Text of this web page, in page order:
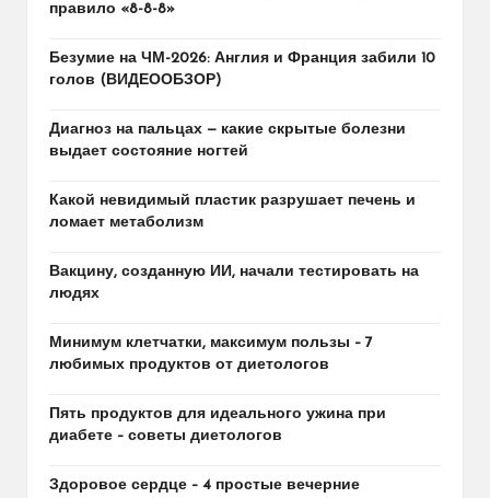
правило «8-8-8»
Безумие на ЧМ-2026: Англия и Франция забили 10
голов (ВИДЕООБЗОР)
Диагноз на пальцах — какие скрытые болезни
выдает состояние ногтей
Какой невидимый пластик разрушает печень и
ломает метаболизм
Вакцину, созданную ИИ, начали тестировать на
людях
Минимум клетчатки, максимум пользы – 7
любимых продуктов от диетологов
Пять продуктов для идеального ужина при
диабете – советы диетологов
Здоровое сердце – 4 простые вечерние